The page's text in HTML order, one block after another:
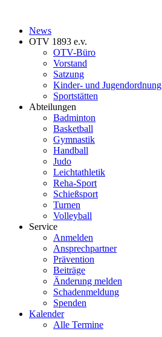
News
OTV 1893 e.v.
OTV-Büro
Vorstand
Satzung
Kinder- und Jugendordnung
Sportstätten
Abteilungen
Badminton
Basketball
Gymnastik
Handball
Judo
Leichtathletik
Reha-Sport
Schießsport
Turnen
Volleyball
Service
Anmelden
Ansprechpartner
Prävention
Beiträge
Änderung melden
Schadenmeldung
Spenden
Kalender
Alle Termine